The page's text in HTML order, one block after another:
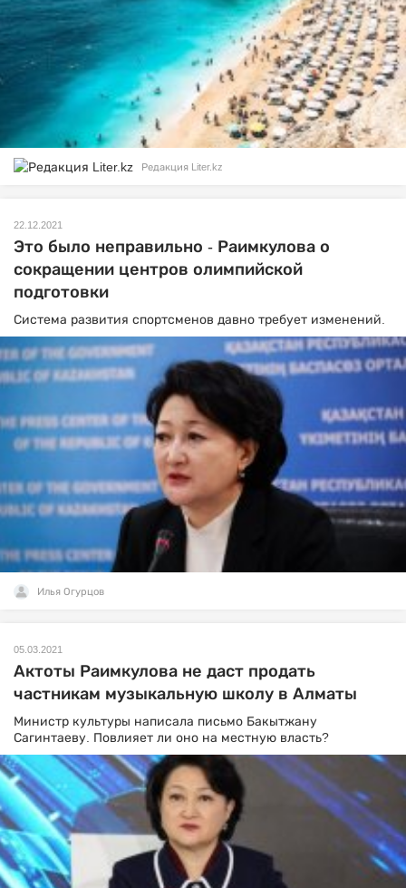
Редакция Liter.kz
22.12.2021
Это было неправильно - Раимкулова о
сокращении центров олимпийской
подготовки
Система развития спортсменов давно требует изменений.
Илья Огурцов
05.03.2021
Актоты Раимкулова не даст продать
частникам музыкальную школу в Алматы
Министр культуры написала письмо Бакытжану
Сагинтаеву. Повлияет ли оно на местную власть?